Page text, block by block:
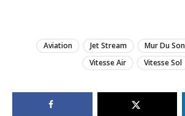
Aviation Jet Stream Mur Du Son
Vitesse Air
Vitesse Sol